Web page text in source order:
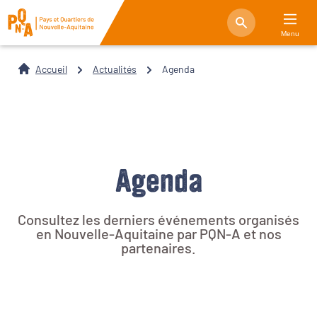
Menu
Accueil Actualités Agenda
Agenda
Consultez les derniers événements organisés
en Nouvelle-Aquitaine par PQN-A et nos
partenaires.